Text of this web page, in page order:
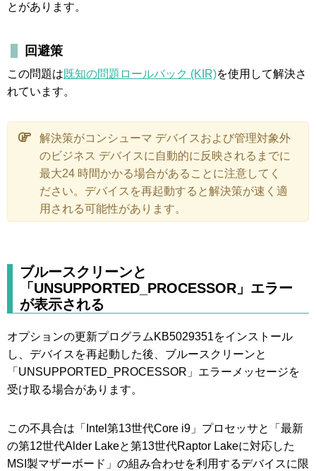
とがあります。
回避策
この問題は既知の問題ロールバック (KIR)を使用して解決さ
れています。
解決策がコンシューマ デバイスおよび管理対象外
のビジネス デバイスに自動的に反映されるまでに
最大24 時間かかる場合があることに注意してく
ださい。デバイスを再起動すると解決策が速く適
用される可能性があります。
ブルースクリーンと
「UNSUPPORTED_PROCESSOR」エラー
が表示される
オプションの更新プログラムKB5029351をインストール
し、デバイスを再起動した後、ブルースクリーンと
「UNSUPPORTED_PROCESSOR」エラーメッセージを
受け取る場合があります。
この不具合は「Intel第13世代Core i9」プロセッサと「最新
の第12世代Alder Lakeと第13世代Raptor Lakeに対応した
MSI製マザーボード」の組み合わせを利用するデバイスに限